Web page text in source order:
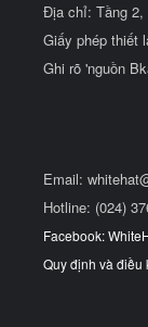
Địa chỉ: Tầng 2,
Giấy phép thiết
Ghi rõ 'nguồn
Email:
Hotline: (024)
Facebook:
Quy định và điều